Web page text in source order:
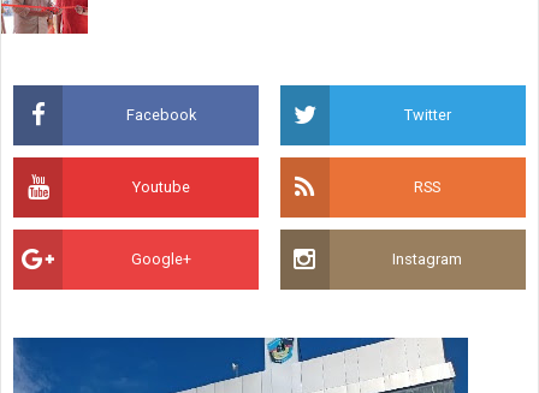
Facebook Twitter
Youtube RSS
Google+ Instagram